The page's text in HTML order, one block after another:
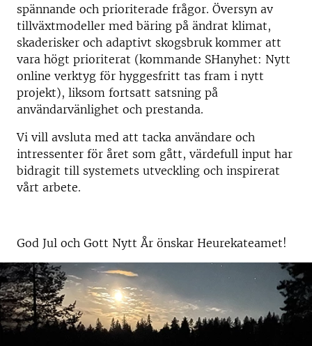
spännande och prioriterade frågor. Översyn av
tillväxtmodeller med bäring på ändrat klimat,
skaderisker och adaptivt skogsbruk kommer att
vara högt prioriterat (kommande SHanyhet: Nytt
online verktyg för hyggesfritt tas fram i nytt
projekt), liksom fortsatt satsning på
användarvänlighet och prestanda.
Vi vill avsluta med att tacka användare och
intressenter för året som gått, värdefull input har
bidragit till systemets utveckling och inspirerat
vårt arbete.
God Jul och Gott Nytt År önskar Heurekateamet!